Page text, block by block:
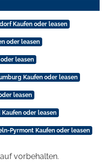
Kaufen oder leasen
oder leasen
leasen
Kaufen oder leasen
leasen
oder leasen
Pyrmont Kaufen oder leasen
vorbehalten.